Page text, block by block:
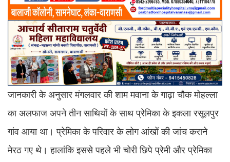
जानकारी के अनुसार मंगलवार की शाम मवाना के गाढ़ा चौक मोहल्ला
का अलफाज अपने तीन साथियों के साथ प्रेमिका के इकला रसूलपुर
गांव आया था। प्रेमिका के परिवार के लोग आंखों की जांच कराने
मेरठ गए थे। हालांकि इससे पहले भी चोरी छिपे प्रेमी और प्रेमिका